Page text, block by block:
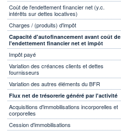
Coût de l'endettement financier net (y.c.
intérêts sur dettes locatives)
Charges / (produits) d'impôt
Capacité d'autofinancement avant coût de
l'endettement financier net et impôt
Impôt payé
Variation des créances clients et dettes
fournisseurs
Variation des autres éléments du BFR
Flux net de trésorerie généré par l'activité
Acquisitions d'immobilisations incorporelles et
corporelles
Cession d'immobilisations